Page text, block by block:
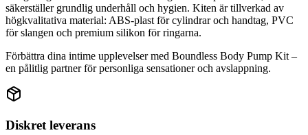
säkerställer grundlig underhåll och hygien. Kiten är tillverkad av
högkvalitativa material: ABS-plast för cylindrar och handtag, PVC
för slangen och premium silikon för ringarna.
Förbättra dina intime upplevelser med Boundless Body Pump Kit –
en pålitlig partner för personliga sensationer och avslappning.
Diskret leverans